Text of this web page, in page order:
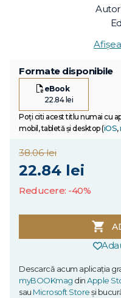
Autor
Formate disponibile
eBook
22.84 lei
Poți citi acest titlu numai cu
mobil, tabletă și desktop (iOS,
38.06 lei
22.84 lei
Reducere: -40%
Descarcă acum aplicația
myBOOKmag dinApple
sau Microsoft Storeși